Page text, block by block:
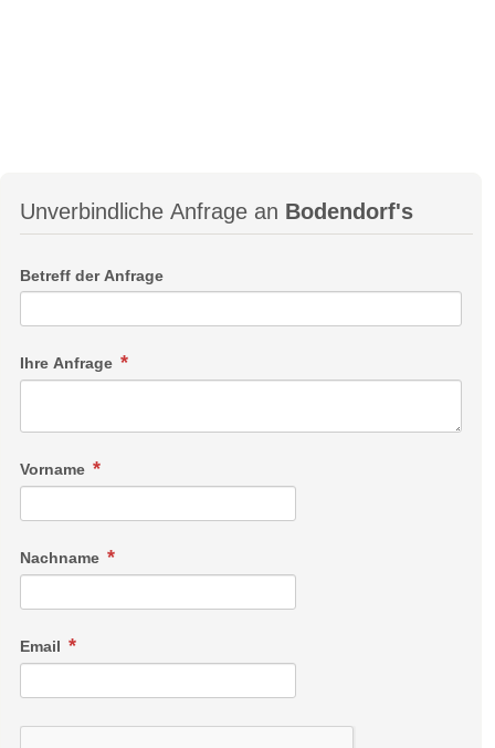
Unverbindliche Anfrage an Bodendorf's
Betreff der Anfrage
Ihre Anfrage
Vorname
Nachname
Email